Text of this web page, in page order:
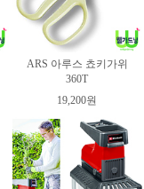
ARS 아루스 쵸키가위
360T
19,200원